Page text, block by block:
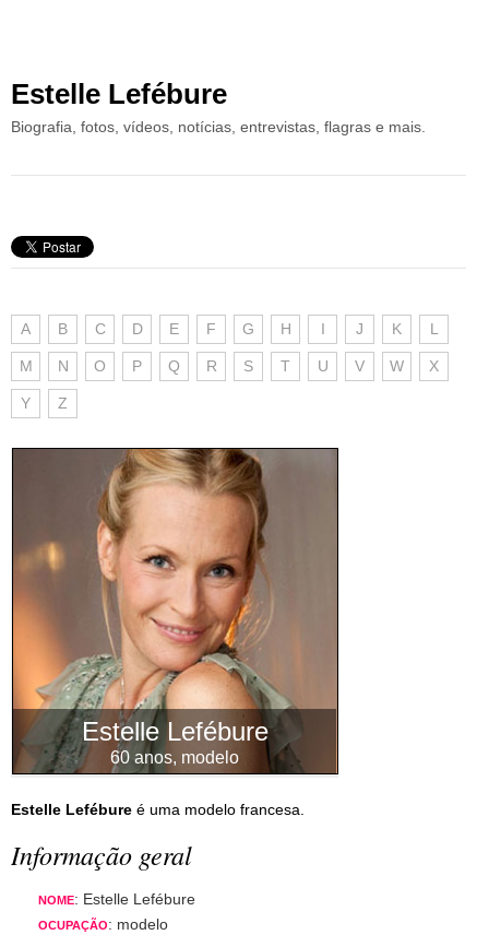
Estelle Lefébure
Biografia, fotos, vídeos, notícias, entrevistas, flagras e mais.
A B C D E F G H I J K L
M N O P Q R S T U V W X
Y Z
Estelle Lefébure
60 anos, modelo
Estelle Lefébure é uma modelo francesa.
Informação geral
NOME: Estelle Lefébure
OCUPAÇÃO: modelo